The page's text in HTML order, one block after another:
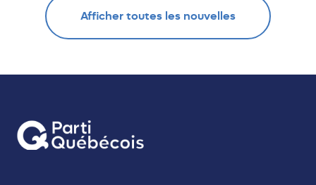
Afficher toutes les nouvelles